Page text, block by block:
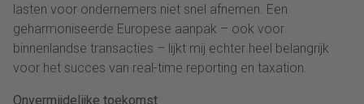
lasten voor ondernemers niet snel afnemen. Een
geharmoniseerde Europese aanpak – ook voor
binnenlandse transacties – lijkt mij echter heel belangrijk
voor het succes van real-time reporting en taxation.
Onvermijdelijke toekomst